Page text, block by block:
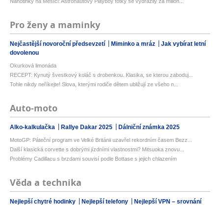
Nahotinky na Měsíci: Astronautovy Playboy fotky se vydražily za milion...
Pro ženy a maminky
Nejčastější novoroční předsevzetí Miminko a mráz
Jak vybírat letní
dovolenou
Okurková limonáda
RECEPT: Kynutý švestkový koláč s drobenkou. Klasika, se kterou zaboduj...
Tohle nikdy neříkejte! Slova, kterými rodiče dětem ubližují ze všeho n...
Auto-moto
Alko-kalkulačka Rallye Dakar 2025 Dálniční známka 2025
MotoGP: Páteční program ve Velké Británii uzavřel rekordním časem Bezz...
Další klasická corvette s dobrými jízdními vlastnostmi? Mitsuoka znovu...
Problémy Cadillacu s brzdami souvisí podle Bottase s jejich chlazením
Věda a technika
Nejlepší chytré hodinky Nejlepší telefony Nejlepší VPN – srovnání